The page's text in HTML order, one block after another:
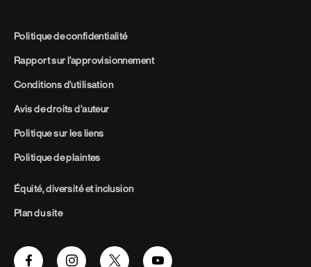
Politique de confidentialité
Rapport sur l’approvisionnement
Conditions d’utilisation
Avis de droits d’auteur
Politique sur les liens
Politique de plaintes
Équité, diversité et inclusion
Plan du site